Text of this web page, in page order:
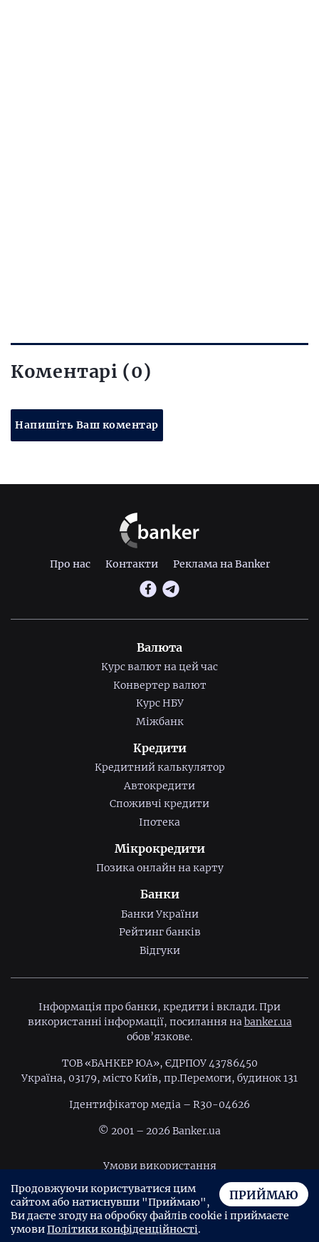
Коментарі (0)
Напишіть Ваш коментар
Про нас Контакти Реклама на Banker
Валюта
Курс валют на цей час
Конвертер валют
Курс НБУ
Міжбанк
Кредити
Кредитний калькулятор
Автокредити
Споживчі кредити
Іпотека
Мікрокредити
Позика онлайн на карту
Банки
Банки України
Рейтинг банків
Відгуки
Інформація про банки, кредити і вклади. При
використанні інформації, посилання наbanker.ua
обов’язкове.
ТОВ «БАНКЕР ЮА», ЄДРПОУ 43786450
Україна, 03179, місто Київ, пр.Перемоги, будинок 131
Ідентифiкатор медiа – R30-04626
© 2001 – 2026 Banker.ua
Умови використання
Політика конфіденційності
Угода користувача
ПРИЙМАЮ
Продовжуючи користуватися цим
сайтом або натиснувши "Приймаю",
Ви даєте згоду на обробку файлів cookie і приймаєте
умовиПолітики конфіденційності.